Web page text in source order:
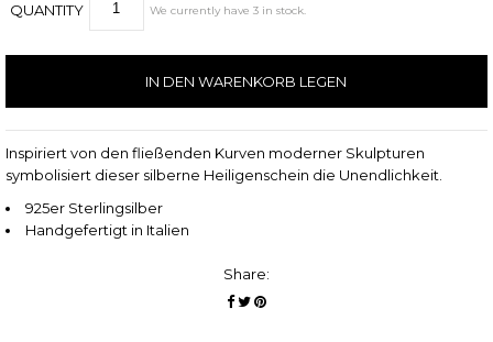
QUANTITY We currently have 3 in stock.
Inspiriert von den fließenden Kurven moderner Skulpturen
symbolisiert dieser silberne Heiligenschein die Unendlichkeit.
925er Sterlingsilber
Handgefertigt in Italien
Share: